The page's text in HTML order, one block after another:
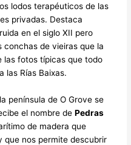
lodos terapéuticos de las
privadas. Destaca
en el siglo XII pero
conchas de vieiras que la
las fotos típicas que todo
las Rías Baixas.
península de O Grove se
el nombre dePedras
de madera que
que nos permite descubrir